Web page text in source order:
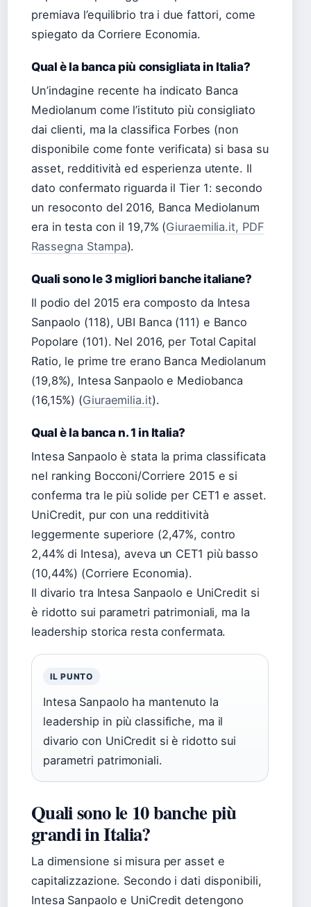
premiava l’equilibrio tra i due fattori, come
spiegato da Corriere Economia.
Qual è la banca più consigliata in Italia?
Un’indagine recente ha indicato Banca
Mediolanum come l’istituto più consigliato
dai clienti, ma la classifica Forbes (non
disponibile come fonte verificata) si basa su
asset, redditività ed esperienza utente. Il
dato confermato riguarda il Tier 1: secondo
un resoconto del 2016, Banca Mediolanum
era in testa con il 19,7% (Giuraemilia.it, PDF
Rassegna Stampa).
Quali sono le 3 migliori banche italiane?
Il podio del 2015 era composto da Intesa
Sanpaolo (118), UBI Banca (111) e Banco
Popolare (101). Nel 2016, per Total Capital
Ratio, le prime tre erano Banca Mediolanum
(19,8%), Intesa Sanpaolo e Mediobanca
(16,15%) (Giuraemilia.it).
Qual è la banca n. 1 in Italia?
Intesa Sanpaolo è stata la prima classificata
nel ranking Bocconi/Corriere 2015 e si
conferma tra le più solide per CET1 e asset.
UniCredit, pur con una redditività
leggermente superiore (2,47%, contro
2,44% di Intesa), aveva un CET1 più basso
(10,44%) (Corriere Economia).
Il divario tra Intesa Sanpaolo e UniCredit si
è ridotto sui parametri patrimoniali, ma la
leadership storica resta confermata.
IL PUNTO
Intesa Sanpaolo ha mantenuto la
leadership in più classifiche, ma il
divario con UniCredit si è ridotto sui
parametri patrimoniali.
Quali sono le 10 banche più
grandi in Italia?
La dimensione si misura per asset e
capitalizzazione. Secondo i dati disponibili,
Intesa Sanpaolo e UniCredit detengono